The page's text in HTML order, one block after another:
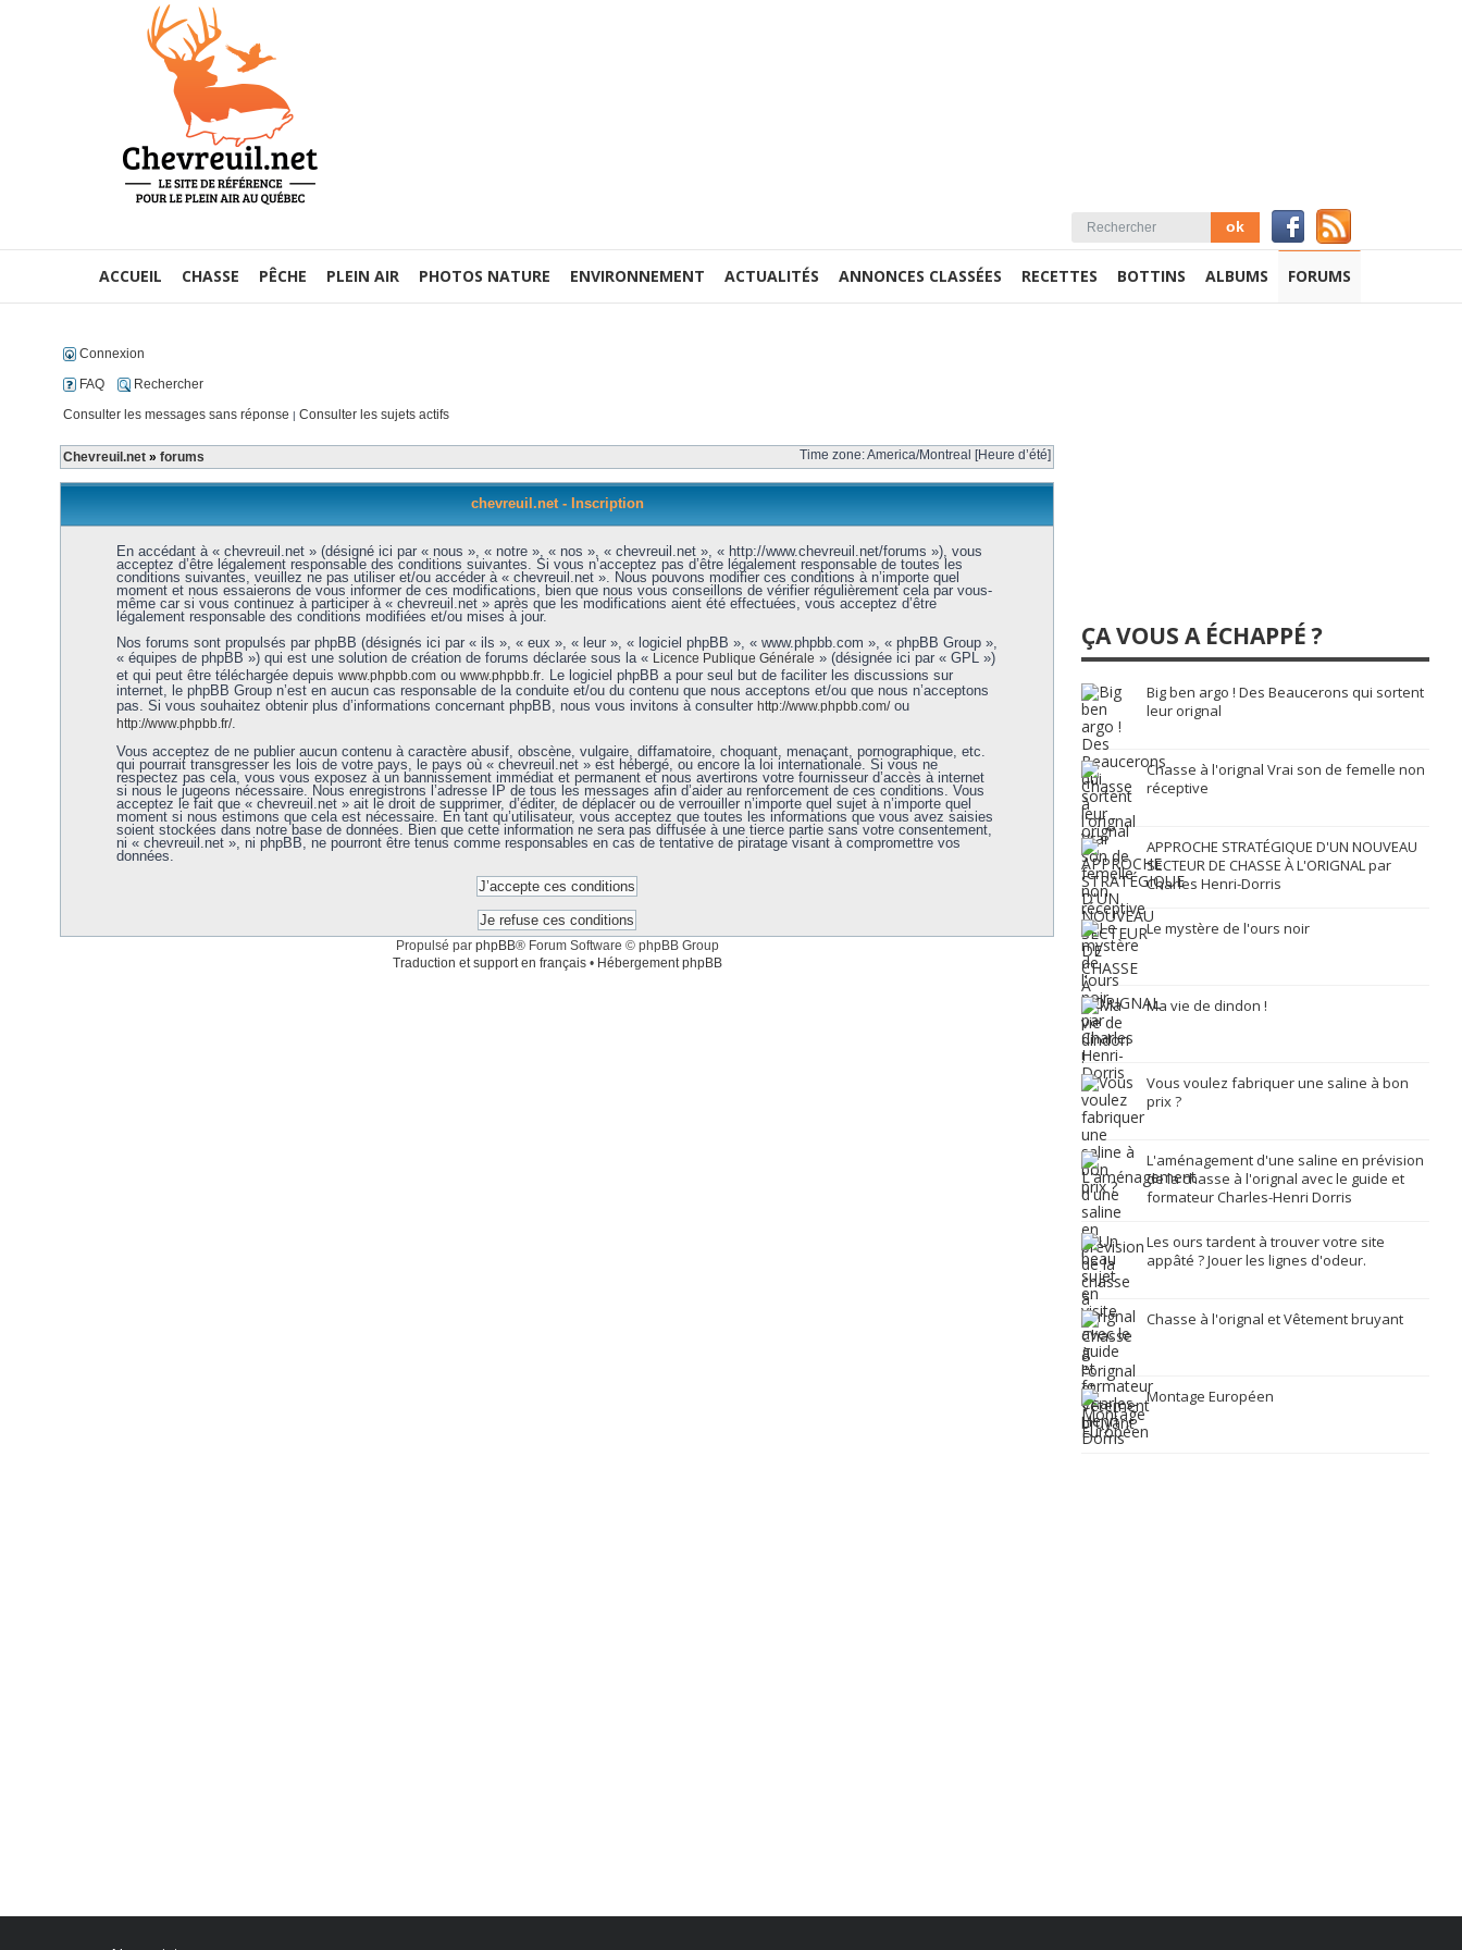
ACCUEIL CHASSE PÊCHE PLEIN AIR PHOTOS NATURE ENVIRONNEMENT ACTUALITÉS ANNONCES CLASSÉES RECETTES BOTTINS ALBUMS FORUMS
Connexion
FAQ
Rechercher
Consulter les messages sans réponse | Consulter les sujets actifs
Chevreuil.net » forums Time zone: America/Montreal [Heure d’été]
chevreuil.net - Inscription
En accédant à « chevreuil.net » (désigné ici par « nous », « notre », « nos », « chevreuil.net », « http://www.chevreuil.net/forums »), vous
acceptez d’être légalement responsable des conditions suivantes. Si vous n’acceptez pas d’être légalement responsable de toutes les
conditions suivantes, veuillez ne pas utiliser et/ou accéder à « chevreuil.net ». Nous pouvons modifier ces conditions à n’importe quel
moment et nous essaierons de vous informer de ces modifications, bien que nous vous conseillons de vérifier régulièrement cela par vous-
même car si vous continuez à participer à « chevreuil.net » après que les modifications aient été effectuées, vous acceptez d’être
légalement responsable des conditions modifiées et/ou mises à jour.
Nos forums sont propulsés par phpBB (désignés ici par « ils », « eux », « leur », « logiciel phpBB », « www.phpbb.com », « phpBB Group »,
« équipes de phpBB ») qui est une solution de création de forums déclarée sous la « Licence Publique Générale » (désignée ici par « GPL »)
et qui peut être téléchargée depuis www.phpbb.comou www.phpbb.fr. Le logiciel phpBB a pour seul but de faciliter les discussions sur
internet, le phpBB Group n’est en aucun cas responsable de la conduite et/ou du contenu que nous acceptons et/ou que nous n’acceptons
pas. Si vous souhaitez obtenir plus d’informations concernant phpBB, nous vous invitons à consulter http://www.phpbb.com/ou
http://www.phpbb.fr/.
Vous acceptez de ne publier aucun contenu à caractère abusif, obscène, vulgaire, diffamatoire, choquant, menaçant, pornographique, etc.
qui pourrait transgresser les lois de votre pays, le pays où « chevreuil.net » est hébergé, ou encore la loi internationale. Si vous ne
respectez pas cela, vous vous exposez à un bannissement immédiat et permanent et nous avertirons votre fournisseur d’accès à internet
si nous le jugeons nécessaire. Nous enregistrons l’adresse IP de tous les messages afin d’aider au renforcement de ces conditions. Vous
acceptez le fait que « chevreuil.net » ait le droit de supprimer, d’éditer, de déplacer ou de verrouiller n’importe quel sujet à n’importe quel
moment si nous estimons que cela est nécessaire. En tant qu’utilisateur, vous acceptez que toutes les informations que vous avez saisies
soient stockées dans notre base de données. Bien que cette information ne sera pas diffusée à une tierce partie sans votre consentement,
ni « chevreuil.net », ni phpBB, ne pourront être tenus comme responsables en cas de tentative de piratage visant à compromettre vos
données.
Propulsé par phpBB® Forum Software © phpBB Group
Traduction et support en français• Hébergement phpBB
ÇA VOUS A ÉCHAPPÉ ?
Big ben argo ! Des Beaucerons qui sortent
leur orignal
Chasse à l'orignal Vrai son de femelle non
réceptive
APPROCHE STRATÉGIQUE D'UN NOUVEAU
SECTEUR DE CHASSE À L'ORIGNAL par
Charles Henri-Dorris
Le mystère de l'ours noir
Ma vie de dindon !
Vous voulez fabriquer une saline à bon
prix ?
L'aménagement d'une saline en prévision
de la chasse à l'orignal avec le guide et
formateur Charles-Henri Dorris
Les ours tardent à trouver votre site
appâté ? Jouer les lignes d'odeur.
Chasse à l'orignal et Vêtement bruyant
Montage Européen